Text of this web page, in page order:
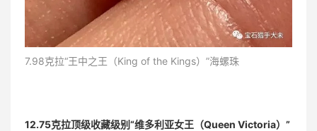
7.98克拉“王中之王（King of the Kings）”海螺珠
12.75克拉顶级收藏级别“维多利亚女王（Queen Victoria）”